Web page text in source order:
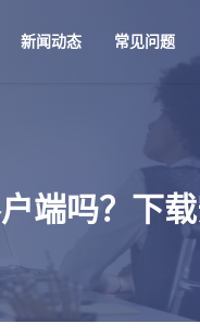
新闻动态 常见问题
端吗？下